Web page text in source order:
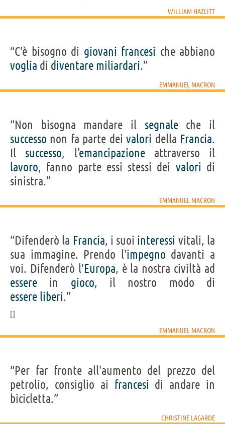
WILLIAM HAZLITT
“C'è bisogno di giovani francesi che abbiano
voglia di diventare miliardari.”
EMMANUEL MACRON
“Non bisogna mandare il segnaleche il
successo non fa parte deivalori della Francia.
Il successo, l'emancipazioneattraverso il
lavoro, fanno parte essi stessi dei valori di
sinistra.”
EMMANUEL MACRON
“Difenderò la Francia, i suoi interessi vitali, la
sua immagine. Prendo l'impegno davanti a
voi. Difenderò l'Europa, è la nostra civiltà ad
essere in gioco, il nostro modo di
essere liberi.”
EMMANUEL MACRON
“Per far fronte all'aumento del prezzo del
petrolio, consiglio ai francesi di andare in
bicicletta.”
CHRISTINE LAGARDE